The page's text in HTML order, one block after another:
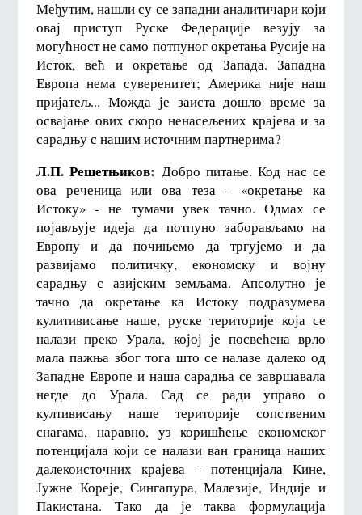
Међутим, нашли су се западни аналитичари који
овај приступ Руске Федерације везују за
могућност не само потпуног окретања Русије на
Исток, већ и окретање од Запада. Западна
Европа нема суверенитет; Америка није наш
пријатељ... Можда је заиста дошло време за
освајање ових скоро ненасељених крајева и за
сарадњу с нашим источним партнерима?
Л.П. Решетњиков: Добро питање. Код нас се
ова реченица или ова теза – «окретање ка
Истоку» - не тумачи увек тачно. Одмах се
појављује идеја да потпуно заборављамо на
Европу и да почињемо да тргујемо и да
развијамо политичку, економску и војну
сарадњу с азијским земљама. Апсолутно је
тачно да окретање ка Истоку подразумева
кулитивисање наше, руске територије која се
налази преко Урала, којој је посвећена врло
мала пажња због тога што се налазе далеко од
Западне Европе и наша сарадња се завршавала
негде до Урала. Сад се ради управо о
култивисању наше територије сопственим
снагама, наравно, уз коришћење економског
потенцијала који се налази ван граница наших
далекоисточних крајева – потенцијала Кине,
Јужне Кореје, Сингапура, Малезије, Индије и
Пакистана. Тако да је таква формулација